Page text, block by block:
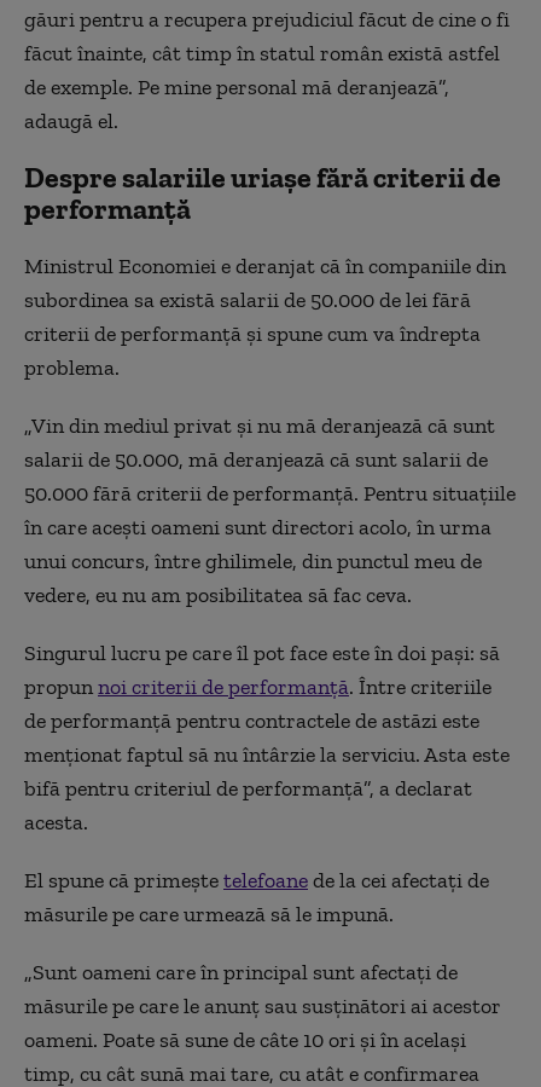
găuri pentru a recupera prejudiciul făcut de cine o fi
făcut înainte, cât timp în statul român există astfel
de exemple. Pe mine personal mă deranjează”,
adaugă el.
Despre salariile uriașe fără criterii de
performanță
Ministrul Economiei e deranjat că în companiile din
subordinea sa există salarii de 50.000 de lei fără
criterii de performanță și spune cum va îndrepta
problema.
„Vin din mediul privat și nu mă deranjează că sunt
salarii de 50.000, mă deranjează că sunt salarii de
50.000 fără criterii de performanță. Pentru situațiile
în care acești oameni sunt directori acolo, în urma
unui concurs, între ghilimele, din punctul meu de
vedere, eu nu am posibilitatea să fac ceva.
Singurul lucru pe care îl pot face este în doi pași: să
propunnoi criterii de performanță. Între criteriile
de performanță pentru contractele de astăzi este
menționat faptul să nu întârzie la serviciu. Asta este
bifă pentru criteriul de performanță”, a declarat
acesta.
El spune că primeștetelefoanede la cei afectați de
măsurile pe care urmează să le impună.
„Sunt oameni care în principal sunt afectați de
măsurile pe care le anunț sau susținători ai acestor
oameni. Poate să sune de câte 10 ori și în același
timp, cu cât sună mai tare, cu atât e confirmarea